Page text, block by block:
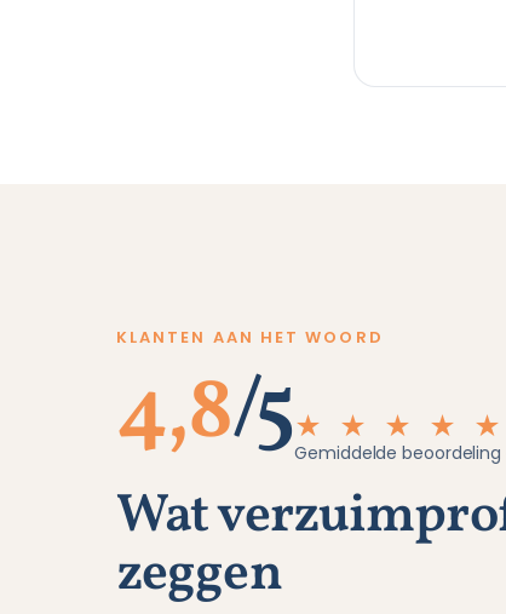
KLANTEN AAN HET WOORD
4,8/5★ ★ ★ ★ ★
Gemiddelde
Wat
zeggen